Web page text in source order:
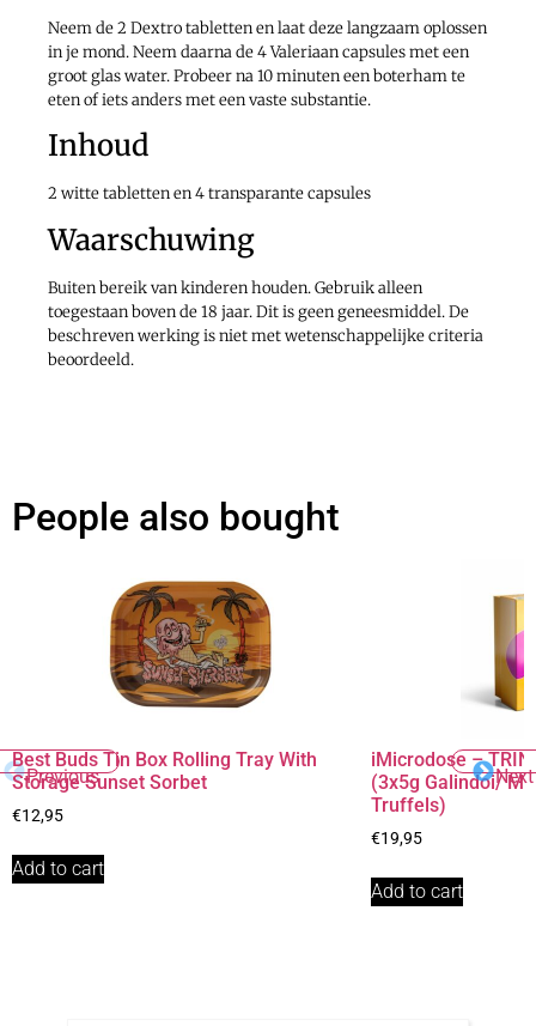
Neem de 2 Dextro tabletten en laat deze langzaam oplossen
in je mond. Neem daarna de 4 Valeriaan capsules met een
groot glas water. Probeer na 10 minuten een boterham te
eten of iets anders met een vaste substantie.
Inhoud
2 witte tabletten en 4 transparante capsules
Waarschuwing
Buiten bereik van kinderen houden. Gebruik alleen
toegestaan boven de 18 jaar. Dit is geen geneesmiddel. De
beschreven werking is niet met wetenschappelijke criteria
beoordeeld.
People also bought
Previous
Best Buds Tin Box Rolling Tray With
Storage Sunset Sorbet
€12,95
Add to cart
iMicrodose –
(3x5g Galindoi/
Truffels)
€19,95
Add to cart
Next